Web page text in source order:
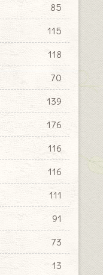
85
115
118
70
139
176
116
116
111
91
73
13